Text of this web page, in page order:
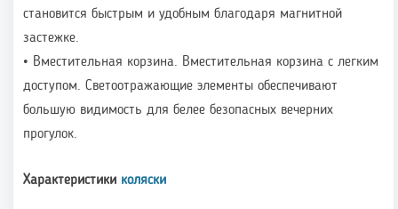
становится быстрым и удобным благодаря магнитной
застежке.
• Вместительная корзина. Вместительная корзина с легким
доступом. Светоотражающие элементы обеспечивают
большую видимость для белее безопасных вечерних
прогулок.
Характеристики коляски